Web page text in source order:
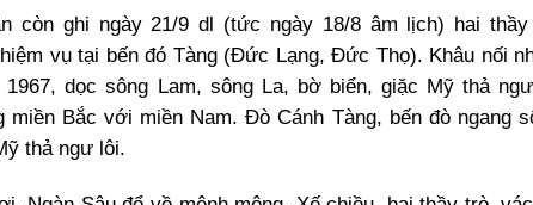
còn ghi ngày 21/9 dl (tức ngày 18/8 âm lịch) hai
vụ tại bến đó Tàng (Đức Lạng, Đức Thọ). Khâu nối
dọc sông Lam, sông La, bờ biển, giặc Mỹ thả
Bắc với miền Nam. Đò Cánh Tàng, bến đò ngang
thả ngư lôi.